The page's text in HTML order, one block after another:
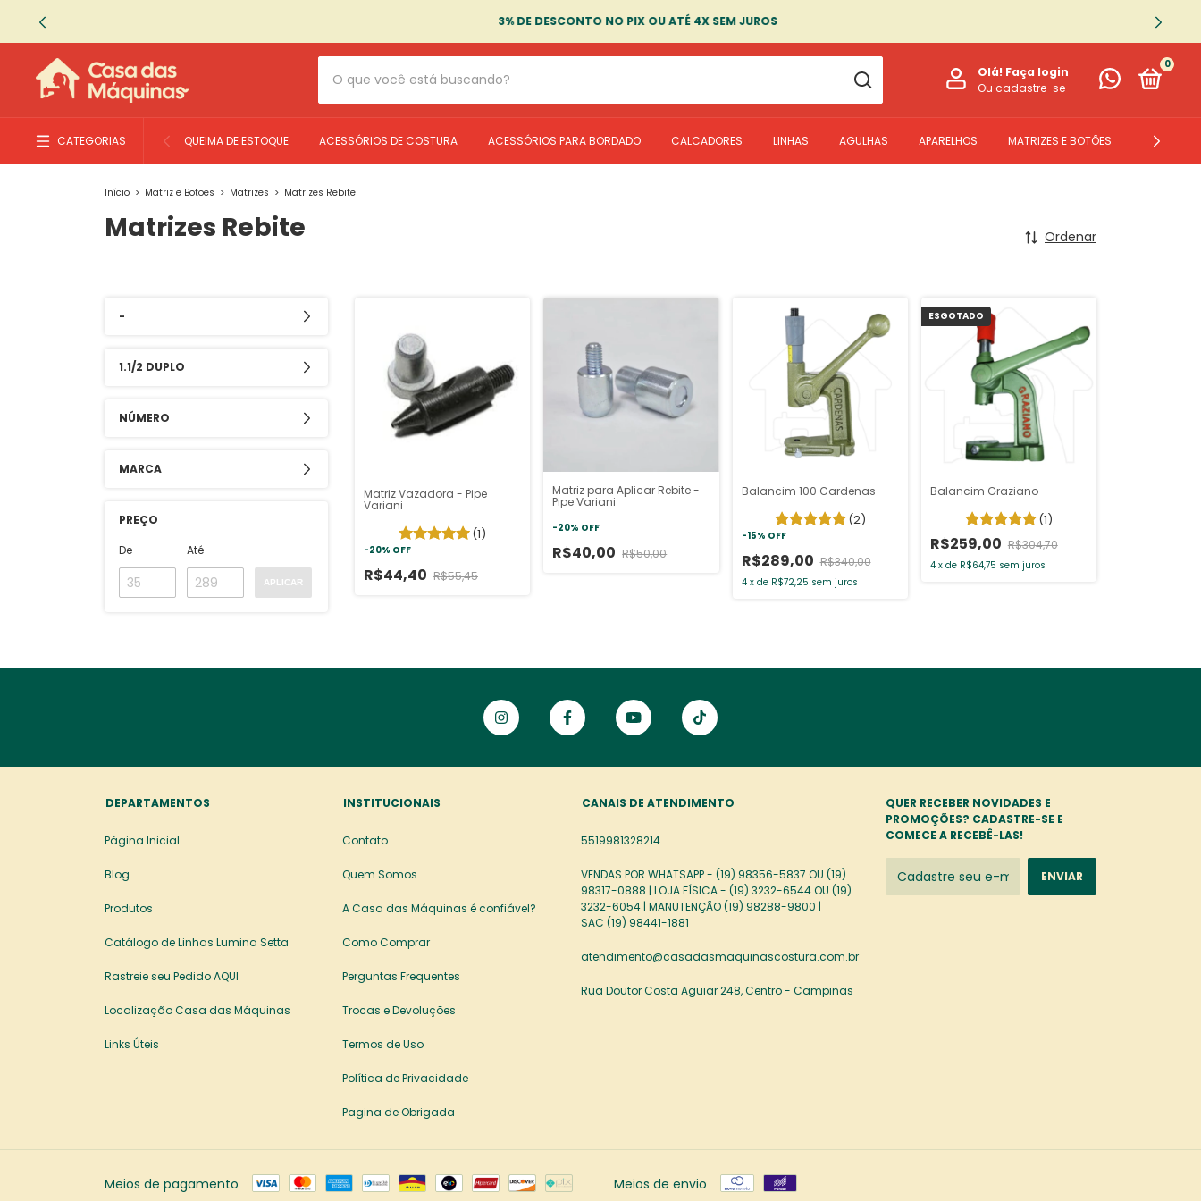
3% DE DESCONTO NO PIX OU ATÉ 4X SEM JUROS
Olá! Faça login
Ou cadastre-se
0
CATEGORIAS QUEIMA DE ESTOQUE ACESSÓRIOS DE COSTURA ACESSÓRIOS PARA BORDADO CALCADORES LINHAS AGULHAS APARELHOS MATRIZES E BOTÕES PEÇAS
Início > Matriz e Botões > Matrizes > Matrizes Rebite
Matrizes Rebite Ordenar
-
1.1/2 DUPLO
NÚMERO
MARCA
PREÇO
De
Até
APLICAR
Matriz Vazadora - Pipe
Variani
(1)
-20% OFF
R$44,40 R$55,45
Matriz para Aplicar Rebite -
Pipe Variani
-20% OFF
R$40,00 R$50,00
Balancim 100 Cardenas
(2)
-15% OFF
R$289,00 R$340,00
4 x de R$72,25 sem juros
ESGOTADO
Balancim Graziano
(1)
R$259,00 R$304,70
4 x de R$64,75 sem juros
DEPARTAMENTOS
Página Inicial
Blog
Produtos
Catálogo de Linhas Lumina Setta
Rastreie seu Pedido AQUI
Localização Casa das Máquinas
Links Úteis
INSTITUCIONAIS
Contato
Quem Somos
A Casa das Máquinas é confiável?
Como Comprar
Perguntas Frequentes
Trocas e Devoluções
Termos de Uso
Política de Privacidade
Pagina de Obrigada
CANAIS DE ATENDIMENTO
5519981328214
VENDAS POR WHATSAPP - (19) 98356-5837 OU (19)
98317-0888 | LOJA FÍSICA - (19) 3232-6544 OU (19)
3232-6054 | MANUTENÇÃO (19) 98288-9800 |
SAC (19) 98441-1881
atendimento@casadasmaquinascostura.com.br
Rua Doutor Costa Aguiar 248, Centro - Campinas
QUER RECEBER NOVIDADES E
PROMOÇÕES? CADASTRE-SE E
COMECE A RECEBÊ-LAS!
Meios de pagamento Meios de envio